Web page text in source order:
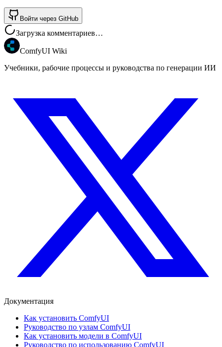
Войти через GitHub
Загрузка комментариев…
ComfyUI Wiki
Учебники, рабочие процессы и руководства по генерации ИИ
Документация
Как установить ComfyUI
Руководство по узлам ComfyUI
Как установить модели в ComfyUI
Руководство по использованию ComfyUI